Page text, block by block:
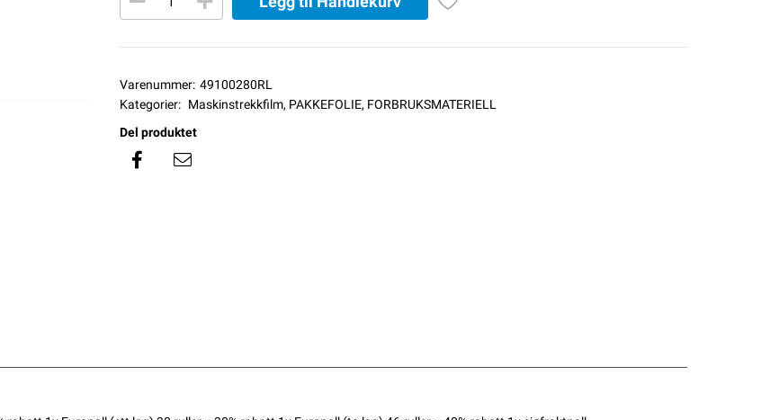
Varenummer: 49100280RL
Kategorier: Maskinstrekkfilm, PAKKEFOLIE, FORBRUKSMATERIELL
Del produktet